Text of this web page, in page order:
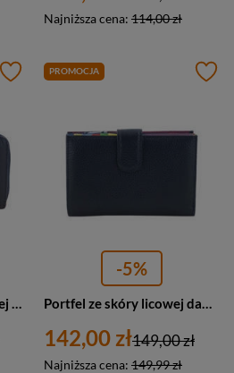
Najniższa cena: 114,00 zł
PROMOCJA
-5%
142,00 zł
Najniższa cena: 149,99 zł
149,00 zł